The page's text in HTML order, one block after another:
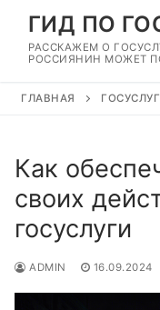
Перейти
содержимому
ГИД ПО
РАССКАЖЕМ О
РОССИЯНИН МОЖЕТ
ГЛАВНАЯ
Как
своих
госуслуги
ADMIN 16.09.2024